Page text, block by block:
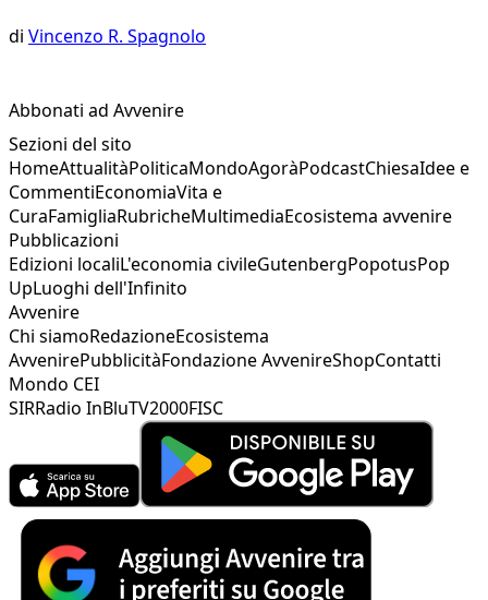
di Vincenzo R. Spagnolo
Abbonati ad Avvenire
Sezioni del sito
HomeAttualitàPoliticaMondoAgoràPodcastChiesaIdee e
CommentiEconomiaVita e
CuraFamigliaRubricheMultimediaEcosistema avvenire
Pubblicazioni
Edizioni localiL'economia civileGutenbergPopotusPop
UpLuoghi dell'Infinito
Avvenire
Chi siamoRedazioneEcosistema
AvvenirePubblicitàFondazione AvvenireShopContatti
Mondo CEI
SIRRadio InBluTV2000FISC